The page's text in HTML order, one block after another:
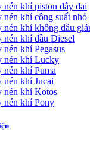
nén khí piston dây đai
nén khí công suất nhỏ
nén khí không dầu
nén khí dầu Diesel
nén khí Pegasus
nén khí Lucky
nén khí Puma
nén khí Jucai
nén khí Kotos
nén khí Pony